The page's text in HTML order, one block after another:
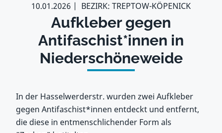
10.01.2026 BEZIRK: TREPTOW-KÖPENICK
Aufkleber gegen
Antifaschist*innen in
Niederschöneweide
In der Hasselwerderstr. wurden zwei Aufkleber
gegen Antifaschist*innen entdeckt und entfernt,
die diese in entmenschlichender Form als